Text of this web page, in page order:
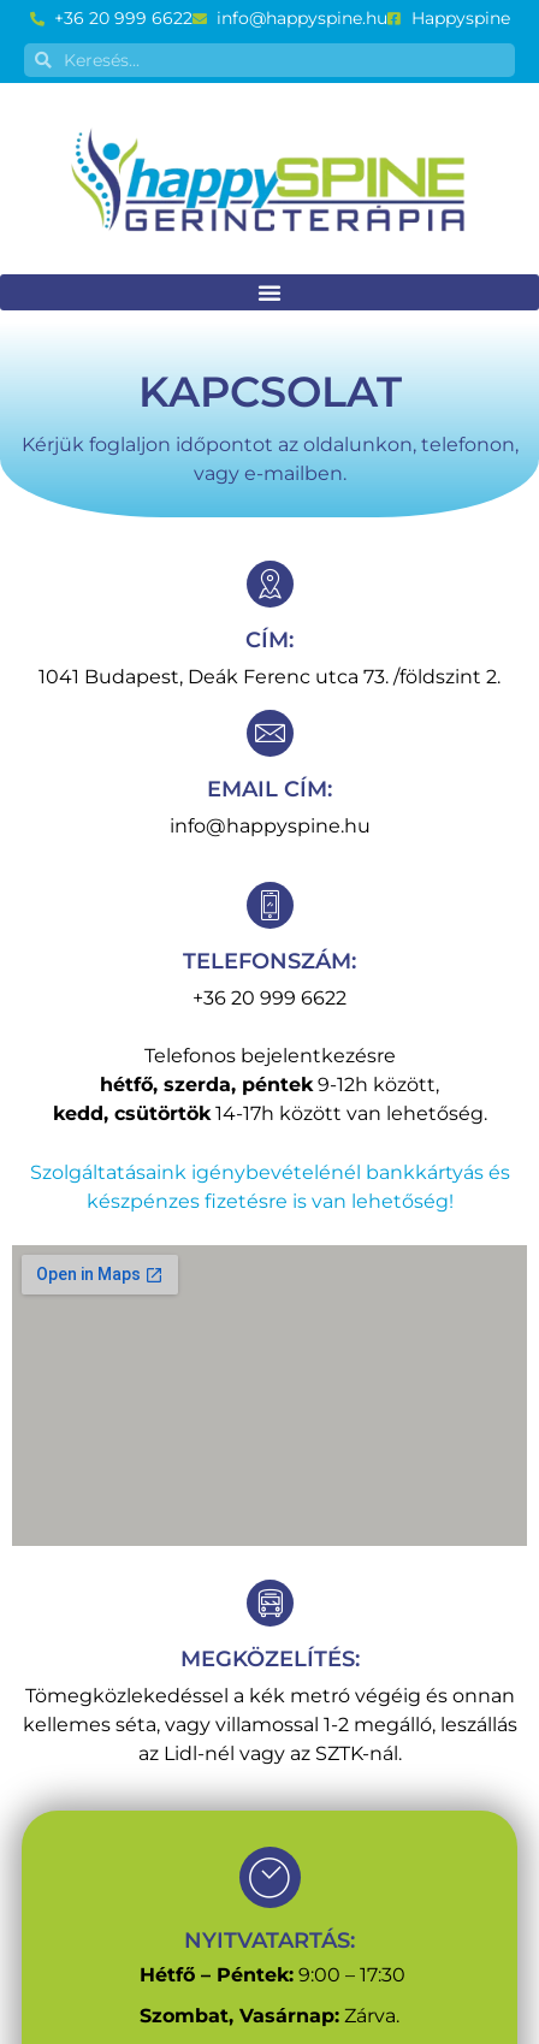
+36 20 999 6622 info@happyspine.hu Happyspine
KAPCSOLAT
Kérjük foglaljon időpontot az oldalunkon, telefonon,
vagy e-mailben.
CÍM:
1041 Budapest, Deák Ferenc utca 73. /földszint 2.
EMAIL CÍM:
info@happyspine.hu
TELEFONSZÁM:
+36 20 999 6622
Telefonos bejelentkezésre
hétfő, szerda, péntek9-12h között,
kedd, csütörtök14-17h között van lehetőség.
Szolgáltatásaink igénybevételénél bankkártyás és
készpénzes fizetésre is van lehetőség!
MEGKÖZELÍTÉS:
Tömegközlekedéssel a kék metró végéig és onnan
kellemes séta, vagy villamossal 1-2 megálló, leszállás
az Lidl-nél vagy az SZTK-nál.
NYITVATARTÁS:
Hétfő – Péntek: 9:00 – 17:30
Szombat, Vasárnap: Zárva.